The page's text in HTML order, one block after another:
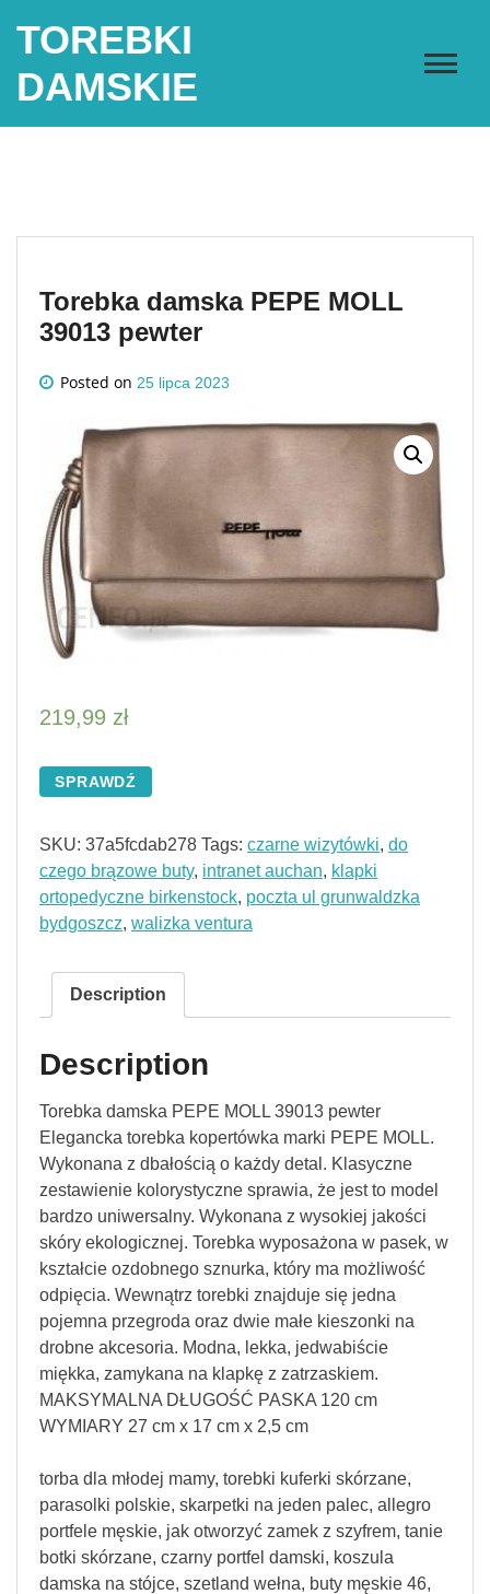
TOREBKI
DAMSKIE
Torebka damska PEPE MOLL
39013 pewter
Posted on 25 lipca 2023
219,99 zł
SPRAWDŹ
SKU: 37a5fcdab278 Tags: czarne wizytówki, do
czego brązowe buty, intranet auchan, klapki
ortopedyczne birkenstock, poczta ul grunwaldzka
bydgoszcz, walizka ventura
Description
Description
Torebka damska PEPE MOLL 39013 pewter
Elegancka torebka kopertówka marki PEPE MOLL.
Wykonana z dbałością o każdy detal. Klasyczne
zestawienie kolorystyczne sprawia, że jest to model
bardzo uniwersalny. Wykonana z wysokiej jakości
skóry ekologicznej. Torebka wyposażona w pasek, w
kształcie ozdobnego sznurka, który ma możliwość
odpięcia. Wewnątrz torebki znajduje się jedna
pojemna przegroda oraz dwie małe kieszonki na
drobne akcesoria. Modna, lekka, jedwabiście
miękka, zamykana na klapkę z zatrzaskiem.
MAKSYMALNA DŁUGOŚĆ PASKA 120 cm
WYMIARY 27 cm x 17 cm x 2,5 cm
torba dla młodej mamy, torebki kuferki skórzane,
parasolki polskie, skarpetki na jeden palec, allegro
portfele męskie, jak otworzyć zamek z szyfrem, tanie
botki skórzane, czarny portfel damski, koszula
damska na stójce, szetland wełna, buty męskie 46,